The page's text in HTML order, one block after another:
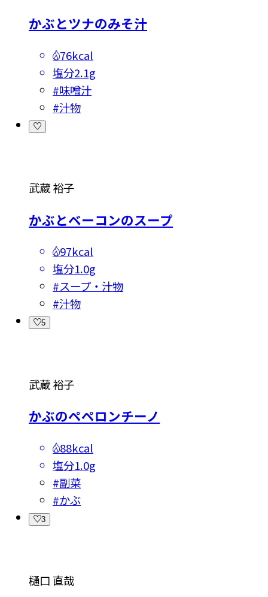
かぶとツナのみそ汁
76kcal
塩分2.1g
#味噌汁
#汁物
武蔵 裕子
かぶとベーコンのスープ
97kcal
塩分1.0g
#スープ・汁物
#汁物
5
武蔵 裕子
かぶのペペロンチーノ
88kcal
塩分1.0g
#副菜
#かぶ
3
樋口 直哉